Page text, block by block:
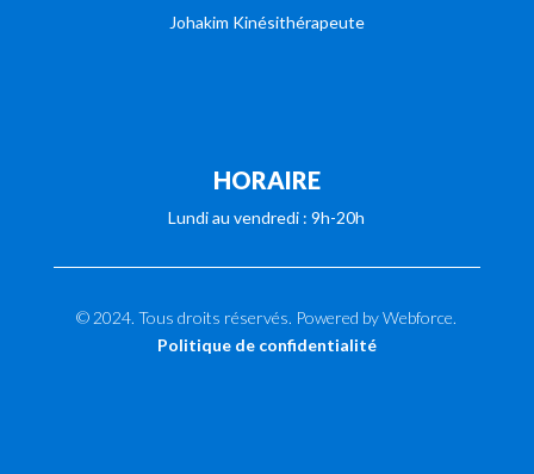
Johakim Kinésithérapeute
HORAIRE
Lundi au vendredi : 9h-20h
© 2024. Tous droits réservés. Powered by Webforce.
Politique de confidentialité